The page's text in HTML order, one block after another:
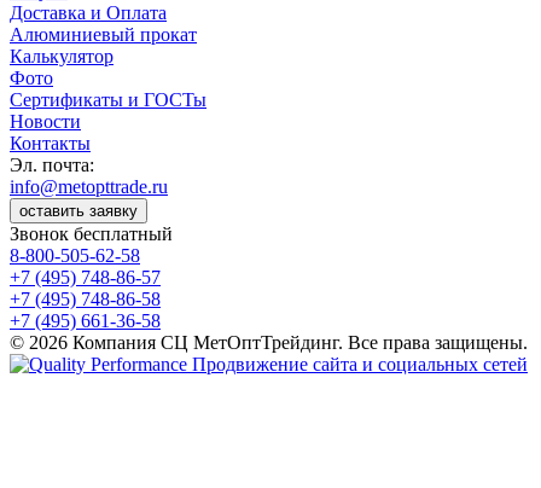
Доставка и Оплата
Алюминиевый прокат
Калькулятор
Фото
Сертификаты и ГОСТы
Новости
Контакты
Эл. почта:
info@metopttrade.ru
оставить заявку
Звонок бесплатный
8-800-505-62-58
+7 (495) 748-86-57
+7 (495) 748-86-58
+7 (495) 661-36-58
© 2026 Компания СЦ МетОптТрейдинг. Все права защищены.
Продвижение сайта и социальных сетей